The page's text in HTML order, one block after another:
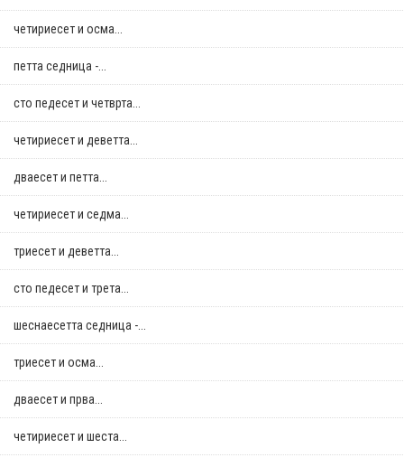
четириесет и осма...
петта седница -...
сто педесет и четврта...
четириесет и деветта...
дваесет и петта...
четириесет и седма...
триесет и деветта...
сто педесет и трета...
шеснаесетта седница -...
триесет и осма...
дваесет и прва...
четириесет и шеста...